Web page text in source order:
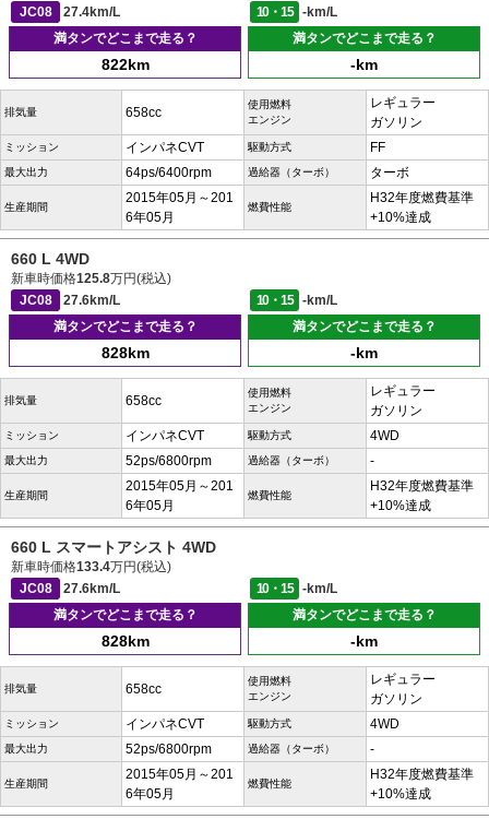
JC08
27.4km/L 10・15
-km/L
満タンでどこまで走る？
822km
満タンでどこまで走る？
-km
排気量 658cc
使用燃料
エンジン
レギュラー
ガソリン
ミッション インパネCVT 駆動方式 FF
最大出力 64ps/6400rpm 過給器（ターボ） ターボ
生産期間
2015年05月～201
6年05月
燃費性能
H32年度燃費基準
+10%達成
660 L 4WD
新車時価格125.8万円(税込)
JC08
27.6km/L 10・15
-km/L
満タンでどこまで走る？
828km
満タンでどこまで走る？
-km
排気量 658cc
使用燃料
エンジン
レギュラー
ガソリン
ミッション インパネCVT 駆動方式 4WD
最大出力 52ps/6800rpm 過給器（ターボ） -
生産期間
2015年05月～201
6年05月
燃費性能
H32年度燃費基準
+10%達成
660 L スマートアシスト 4WD
新車時価格133.4万円(税込)
JC08
27.6km/L 10・15
-km/L
満タンでどこまで走る？
828km
満タンでどこまで走る？
-km
排気量 658cc
使用燃料
エンジン
レギュラー
ガソリン
ミッション インパネCVT 駆動方式 4WD
最大出力 52ps/6800rpm 過給器（ターボ） -
生産期間
2015年05月～201
6年05月
燃費性能
H32年度燃費基準
+10%達成